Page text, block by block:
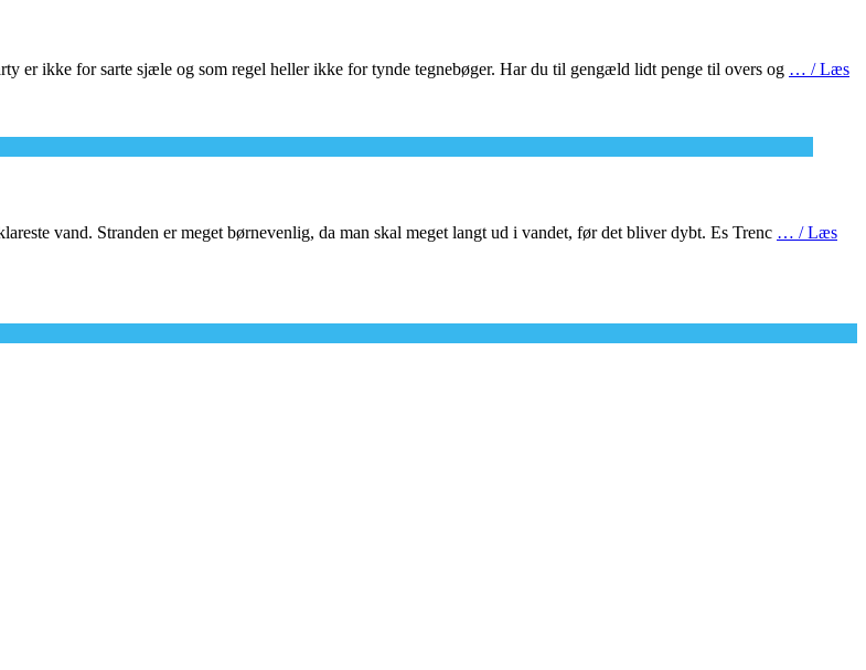
er ikke for sarte sjæle og som regel heller ikke for tynde tegnebøger. Har du til gengæld lidt penge til overs og … / Læs
vand. Stranden er meget børnevenlig, da man skal meget langt ud i vandet, før det bliver dybt. Es Trenc … / Læs